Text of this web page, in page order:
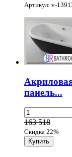
Артикул: v-
панель...
163 518
Скидка 22%